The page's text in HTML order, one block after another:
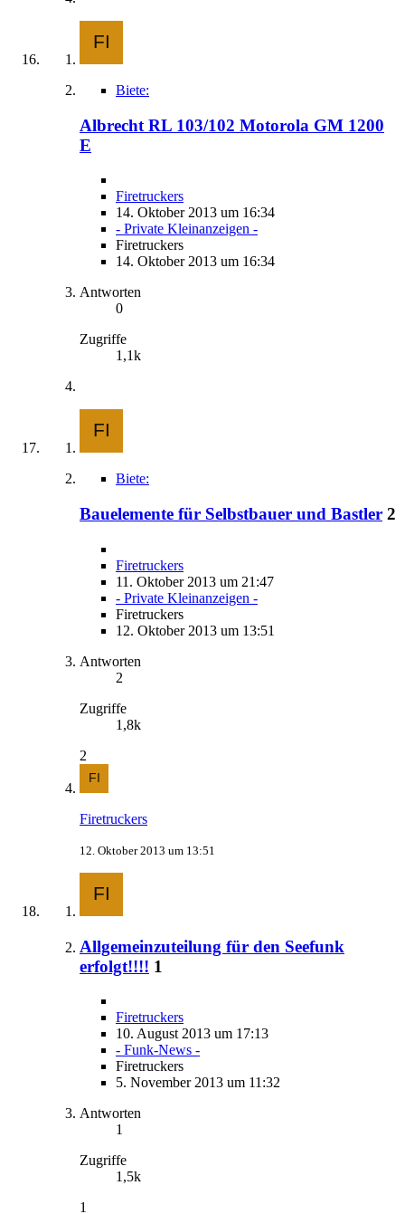
Biete:
Albrecht RL 103/102 Motorola GM 1200
E
Firetruckers
14. Oktober 2013 um 16:34
- Private Kleinanzeigen -
Firetruckers
14. Oktober 2013 um 16:34
Antworten
0
Zugriffe
1,1k
Biete:
Bauelemente für Selbstbauer und Bastler 2
Firetruckers
11. Oktober 2013 um 21:47
- Private Kleinanzeigen -
Firetruckers
12. Oktober 2013 um 13:51
Antworten
2
Zugriffe
1,8k
2
Firetruckers
12. Oktober 2013 um 13:51
Allgemeinzuteilung für den Seefunk
erfolgt!!!! 1
Firetruckers
10. August 2013 um 17:13
- Funk-News -
Firetruckers
5. November 2013 um 11:32
Antworten
1
Zugriffe
1,5k
1